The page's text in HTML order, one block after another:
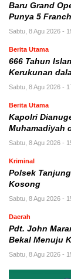
‎Baru Grand
Punya 5
Sabtu, 8 Agu 2026 -
Berita Utama
666 Tahun
Kerukunan
Sabtu, 8 Agu 2026 -
Berita Utama
Kapolri
Muhamadiyah
Sabtu, 8 Agu 2026 -
Kriminal
Polsek
Kosong
Sabtu, 8 Agu 2026 -
Daerah
Pdt. John
Bekal Menuju
Sabtu, 8 Agu 2026 -